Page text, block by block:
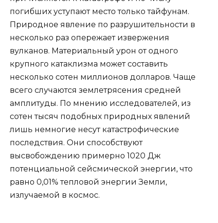
погибших уступают место только тайфунам.
Природное явление по разрушительности в
несколько раз опережает извержения
вулканов. Материальный урон от одного
крупного катаклизма может составить
несколько сотен миллионов долларов. Чаще
всего случаются землетрясения средней
амплитуды. По мнению исследователей, из
сотен тысяч подобных природных явлений
лишь немногие несут катастрофические
последствия. Они способствуют
высвобождению примерно 1020 Дж
потенциальной сейсмической энергии, что
равно 0,01% тепловой энергии Земли,
излучаемой в космос.